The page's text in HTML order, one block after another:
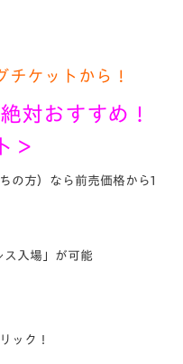
ケットから！
対おすすめ！
＞
の方）なら前売価格から1
入場」が可能
ック！